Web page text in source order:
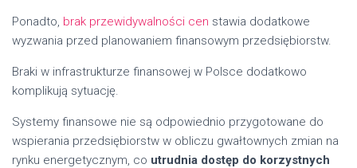
Ponadto, brak przewidywalności cen stawia dodatkowe
wyzwania przed planowaniem finansowym przedsiębiorstw.
Braki w infrastrukturze finansowej w Polsce dodatkowo
komplikują sytuację.
Systemy finansowe nie są odpowiednio przygotowane do
wspierania przedsiębiorstw w obliczu gwałtownych zmian na
rynku energetycznym, co utrudnia dostęp do korzystnych